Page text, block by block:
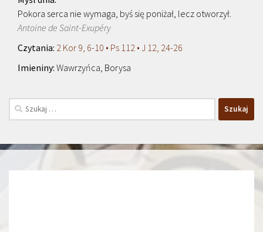
Pokora serca nie wymaga, byś się poniżał, lecz otworzył.
Antoine de Saint-Exupéry
2 Kor 9, 6-10 • Ps 112 • J 12, 24-26
Wawrzyńca, Borysa
Szukaj: